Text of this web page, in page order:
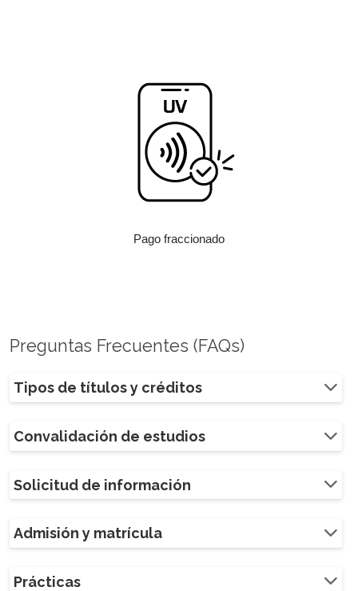
Pago fraccionado
Preguntas Frecuentes (FAQs)
Tipos de títulos y créditos
Convalidación de estudios
Solicitud de información
Admisión y matrícula
Prácticas